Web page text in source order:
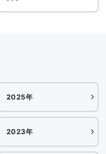
2025年
2023年